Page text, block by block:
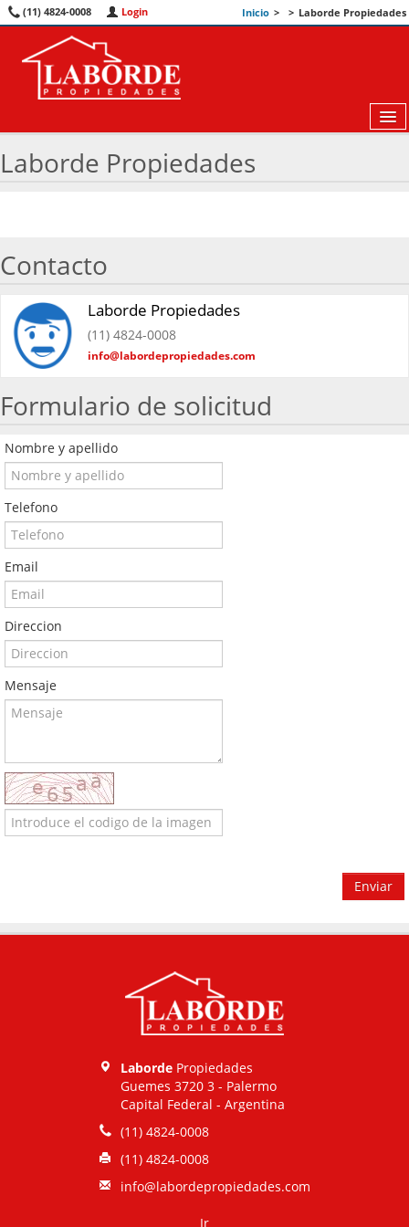
(11) 4824-0008 Login Inicio > > Laborde Propiedades
CONTACTO
Laborde Propiedades
Contacto
Laborde Propiedades
(11) 4824-0008
info@labordepropiedades.com
Formulario de solicitud
Nombre y apellido
Telefono
Email
Direccion
Mensaje
Enviar
Laborde Propiedades
Guemes 3720 3 - Palermo
Capital Federal - Argentina
(11) 4824-0008
(11) 4824-0008
info@labordepropiedades.com
Ir